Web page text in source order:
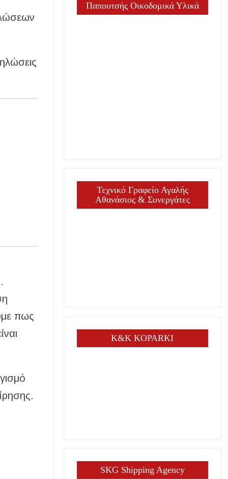
πως
Παπουτσής Οικοδομικά Υλικά
Τεχνικό Γραφείο Αγαλής
Αθανάσιος & Συνεργάτες
K&K KOPARKI
SKG Shipping Agency